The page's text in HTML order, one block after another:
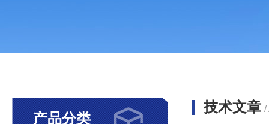
产品分类
技术文章 /